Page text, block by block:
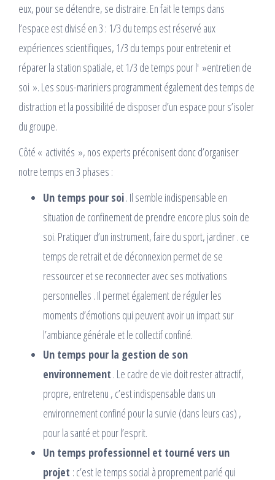
eux, pour se détendre, se distraire. En fait le temps dans
l’espace est divisé en 3 : 1/3 du temps est réservé aux
expériences scientifiques, 1/3 du temps pour entretenir et
réparer la station spatiale, et 1/3 de temps pour l' »entretien de
soi ». Les sous-mariniers programment également des temps de
distraction et la possibilité de disposer d’un espace pour s’isoler
du groupe.
Côté « activités », nos experts préconisent donc d’organiser
notre temps en 3 phases :
Un temps pour soi. Il semble indispensable en
situation de confinement de prendre encore plus soin de
soi. Pratiquer d’un instrument, faire du sport, jardiner . ce
temps de retrait et de déconnexion permet de se
ressourcer et se reconnecter avec ses motivations
personnelles . Il permet également de réguler les
moments d’émotions qui peuvent avoir un impact sur
l’ambiance générale et le collectif confiné.
Un temps pour la gestion de son
environnement . Le cadre de vie doit rester attractif,
propre, entretenu , c’est indispensable dans un
environnement confiné pour la survie (dans leurs cas) ,
pour la santé et pour l’esprit.
Un temps professionnel et tourné vers un
projet : c’est le temps social à proprement parlé qui